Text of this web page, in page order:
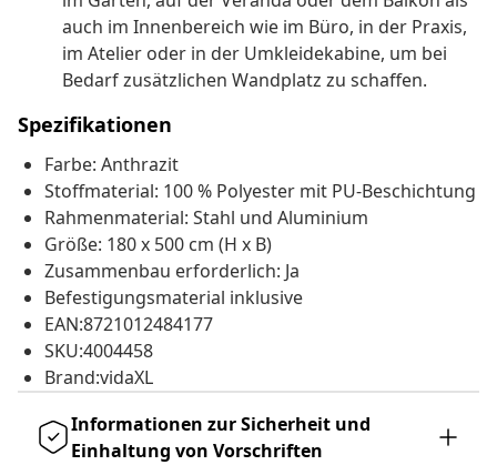
auch im Innenbereich wie im Büro, in der Praxis,
im Atelier oder in der Umkleidekabine, um bei
Bedarf zusätzlichen Wandplatz zu schaffen.
Spezifikationen
Farbe: Anthrazit
Stoffmaterial: 100 % Polyester mit PU-Beschichtung
Rahmenmaterial: Stahl und Aluminium
Größe: 180 x 500 cm (H x B)
Zusammenbau erforderlich: Ja
Befestigungsmaterial inklusive
EAN:8721012484177
SKU:4004458
Brand:vidaXL
Informationen zur Sicherheit und
Einhaltung von Vorschriften